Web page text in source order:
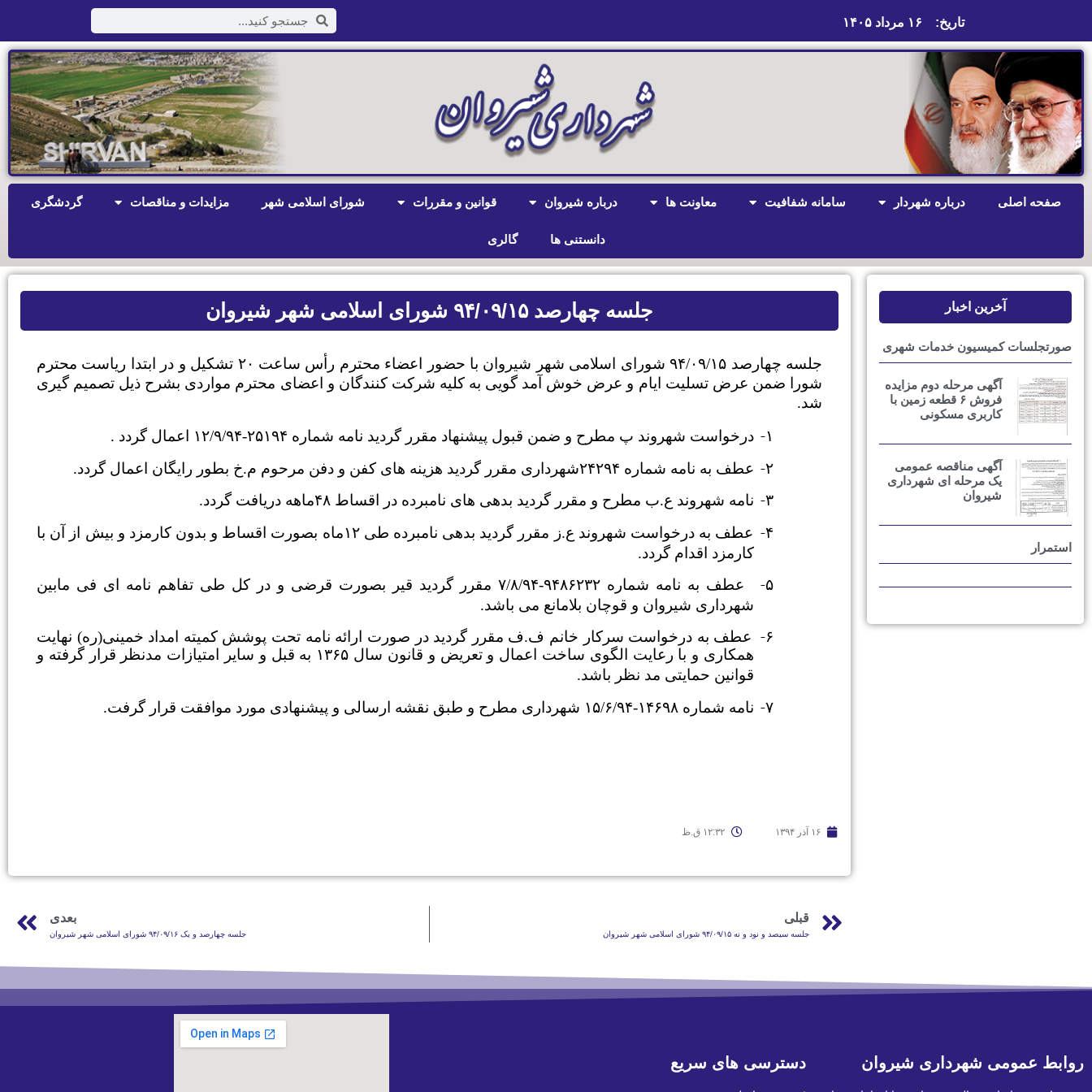
تاریخ: ۱۶ مرداد ۱۴۰۵
صفحه اصلی درباره شهردار سامانه شفافیت معاونت ها درباره شیروان قوانین و مقررات شورای اسلامی شهر مزایدات و مناقصات گردشگری
دانستنی ها گالری
آخرین اخبار
صورتجلسات کمیسیون خدمات شهری
آگهی مرحله دوم مزایده
فروش ۶ قطعه زمین با
کاربری مسکونی
آگهی مناقصه عمومی
یک مرحله ای شهرداری
شیروان
استمرار
جلسه چهارصد ۹۴/۰۹/۱۵ شورای اسلامی شهر شیروان
جلسه چهارصد ۹۴/۰۹/۱۵ شورای اسلامی شهر شیروان با حضور اعضاء محترم رأس ساعت ۲۰ تشکیل و در ابتدا ریاست محترم
شورا ضمن عرض تسلیت ایام و عرض خوش آمد گویی به کلیه شرکت کنندگان و اعضای محترم مواردی بشرح ذیل تصمیم گیری
شد.
۱- درخواست شهروند پ مطرح و ضمن قبول پیشنهاد مقرر گردید نامه شماره ۲۵۱۹۴-۱۲/۹/۹۴ اعمال گردد .
۲- عطف به نامه شماره ۲۴۲۹۴شهرداری مقرر گردید هزینه های کفن و دفن مرحوم م.خ بطور رایگان اعمال گردد.
۳- نامه شهروند ع.ب مطرح و مقرر گردید بدهی های نامبرده در اقساط ۴۸ماهه دریافت گردد.
۴-
عطف به درخواست شهروند ع.ز مقرر گردید بدهی نامبرده طی ۱۲ماه بصورت اقساط و بدون کارمزد و بیش از آن با
کارمزد اقدام گردد.
۵-
عطف به نامه شماره ۹۴۸۶۲۳۲-۷/۸/۹۴ مقرر گردید قیر بصورت قرضی و در کل طی تفاهم نامه ای فی مابین
شهرداری شیروان و قوچان بلامانع می باشد.
۶-
عطف به درخواست سرکار خانم ف.ف مقرر گردید در صورت ارائه نامه تحت پوشش کمیته امداد خمینی(ره) نهایت
همکاری و با رعایت الگوی ساخت اعمال و تعریض و قانون سال ۱۳۶۵ به قبل و سایر امتیازات مدنظر قرار گرفته و
قوانین حمایتی مد نظر باشد.
۷- نامه شماره ۱۴۶۹۸-۱۵/۶/۹۴ شهرداری مطرح و طبق نقشه ارسالی و پیشنهادی مورد موافقت قرار گرفت.
۱۶ آذر ۱۳۹۴ ۱۲:۳۲ ق.ظ
قبلی
جلسه سیصد و نود و نه ۹۴/۰۹/۱۵ شورای اسلامی شهر شیروان
بعدی
جلسه چهارصد و یک ۹۴/۰۹/۱۶ شورای اسلامی شهر شیروان
روابط عمومی شهرداری شیروان دسترسی های سریع